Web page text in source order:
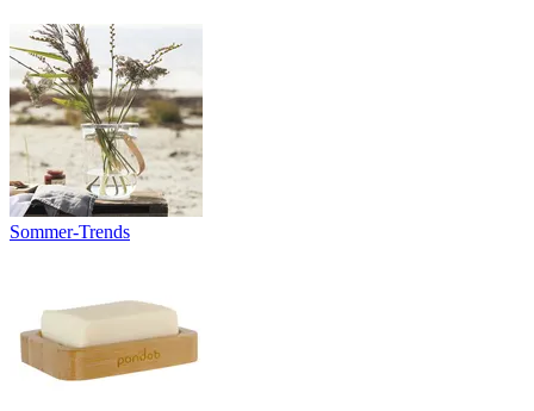
Sommer-Trends